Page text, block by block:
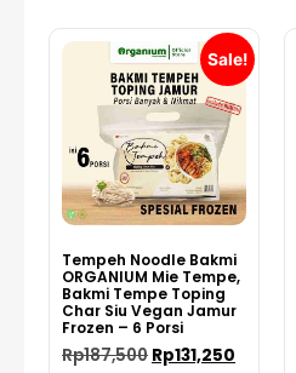
Sale!
Tempeh Noodle Bakmi
ORGANIUM Mie Tempe,
Bakmi Tempe Toping
Char Siu Vegan Jamur
Frozen – 6 Porsi
Rp187,500 Rp131,250